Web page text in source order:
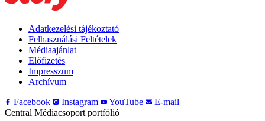
Adatkezelési tájékoztató
Felhasználási Feltételek
Médiaajánlat
Előfizetés
Impresszum
Archívum
Facebook
Instagram YouTube
E-mail
Central Médiacsoport portfólió